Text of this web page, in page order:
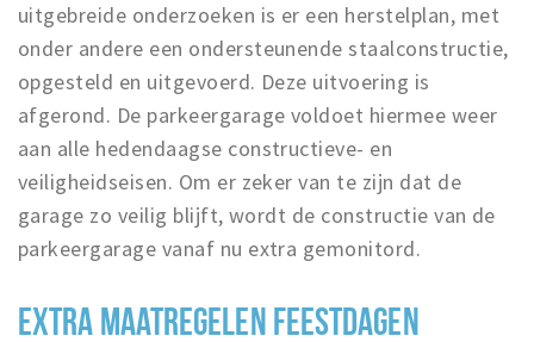
uitgebreide onderzoeken is er een herstelplan, met
onder andere een ondersteunende staalconstructie,
opgesteld en uitgevoerd. Deze uitvoering is
afgerond. De parkeergarage voldoet hiermee weer
aan alle hedendaagse constructieve- en
veiligheidseisen. Om er zeker van te zijn dat de
garage zo veilig blijft, wordt de constructie van de
parkeergarage vanaf nu extra gemonitord.
EXTRA MAATREGELEN FEESTDAGEN